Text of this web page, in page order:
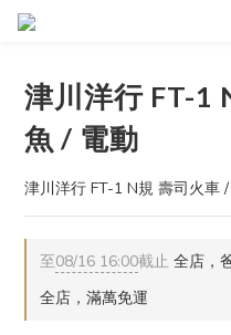
津川洋行 FT-1
魚 / 電動
津川洋行 FT-1 N規 壽司火車
至08/16 16:00截止 全店，
全店，滿萬免運